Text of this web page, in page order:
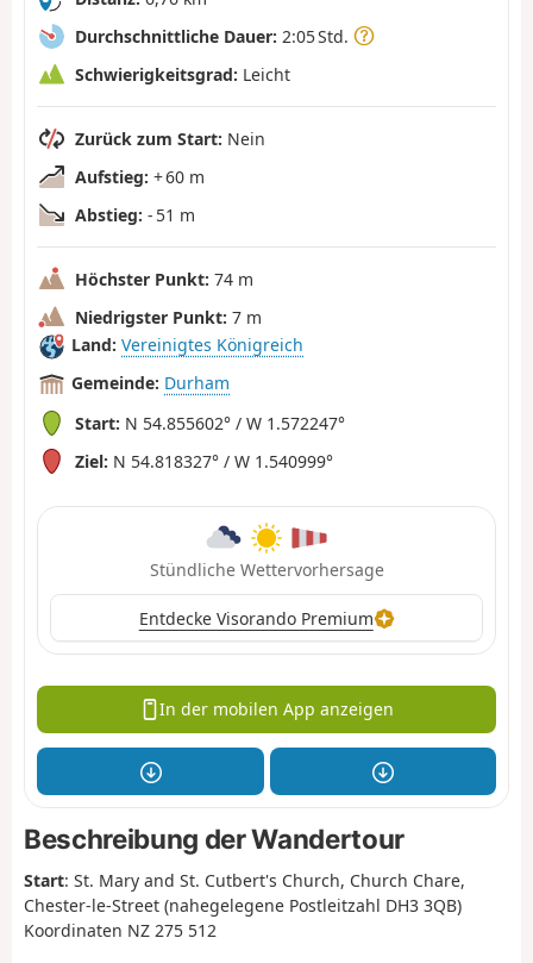
Durchschnittliche Dauer: 2:05 Std.
Schwierigkeitsgrad: Leicht
Zurück zum Start: Nein
Aufstieg: + 60 m
Abstieg: - 51 m
Höchster Punkt: 74 m
Niedrigster Punkt: 7 m
Land: Vereinigtes Königreich
Gemeinde: Durham
Start: N 54.855602° / W 1.572247°
Ziel: N 54.818327° / W 1.540999°
Stündliche Wettervorhersage
Entdecke Visorando Premium
In der mobilen App anzeigen
Beschreibung der Wandertour
Start: St. Mary and St. Cutbert's Church, Church Chare,
Chester-le-Street (nahegelegene Postleitzahl DH3 3QB)
Koordinaten NZ 275 512